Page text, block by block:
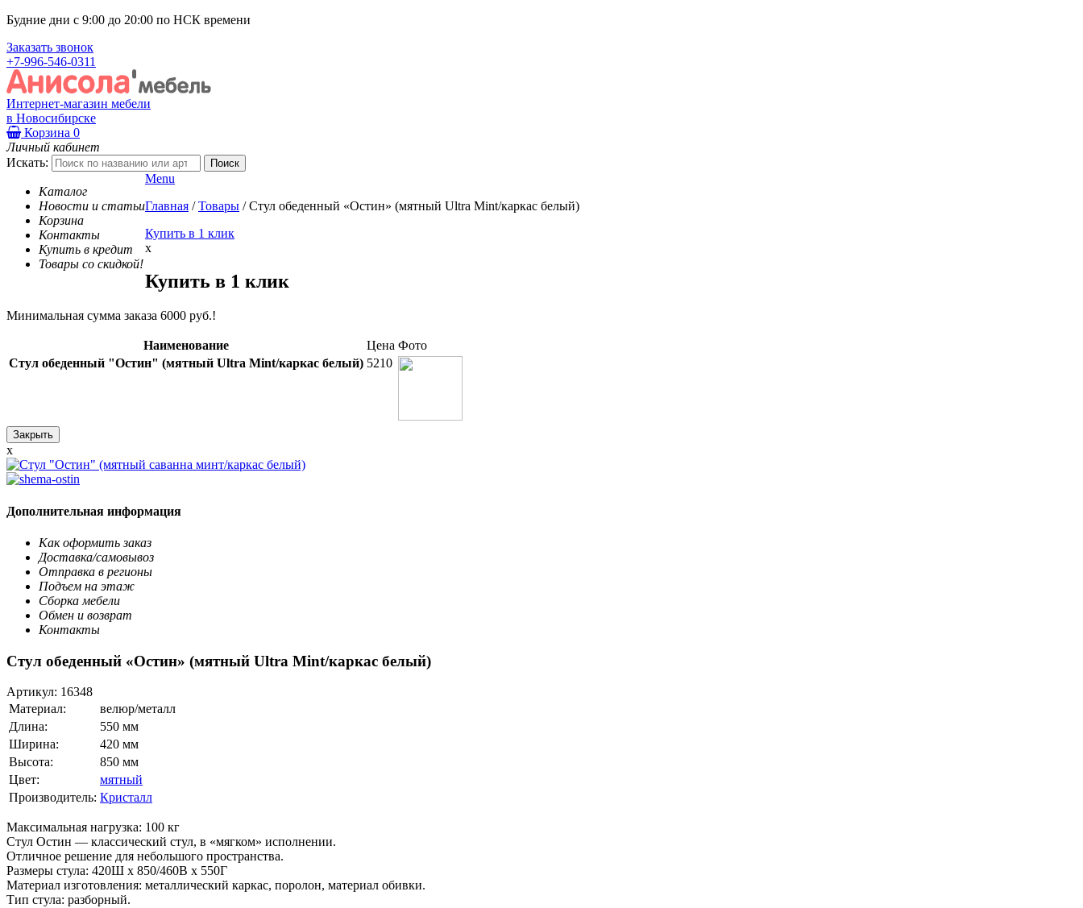
Будние дни с 9:00 до 20:00 по НСК времени
Заказать звонок
+7-996-546-0311
Интернет-магазин мебели
в Новосибирске
Корзина 0
Личный кабинет
Искать:
Каталог
Новости и статьи
Корзина
Контакты
Купить в кредит
Товары со скидкой!
Menu
Главная / Товары / Стул обеденный «Остин» (мятный Ultra Mint/каркас белый)
Купить в 1 клик
x
Купить в 1 клик
Минимальная сумма заказа 6000 руб.!
Наименование Цена Фото
Стул обеденный "Остин" (мятный Ultra Mint/каркас белый) 5210
Закрыть
x
Дополнительная информация
Как оформить заказ
Доставка/самовывоз
Отправка в регионы
Подъем на этаж
Сборка мебели
Обмен и возврат
Контакты
Стул обеденный «Остин» (мятный Ultra Mint/каркас белый)
Артикул: 16348
Материал:
велюр/металл
Длина:
550 мм
Ширина:
420 мм
Высота:
850 мм
Цвет:
мятный
Производитель: Кристалл
Максимальная нагрузка: 100 кг
Стул Остин — классический стул, в «мягком» исполнении.
Отличное решение для небольшого пространства.
Размеры стула: 420Ш х 850/460В х 550Г
Материал изготовления: металлический каркас, поролон, материал обивки.
Тип стула: разборный.